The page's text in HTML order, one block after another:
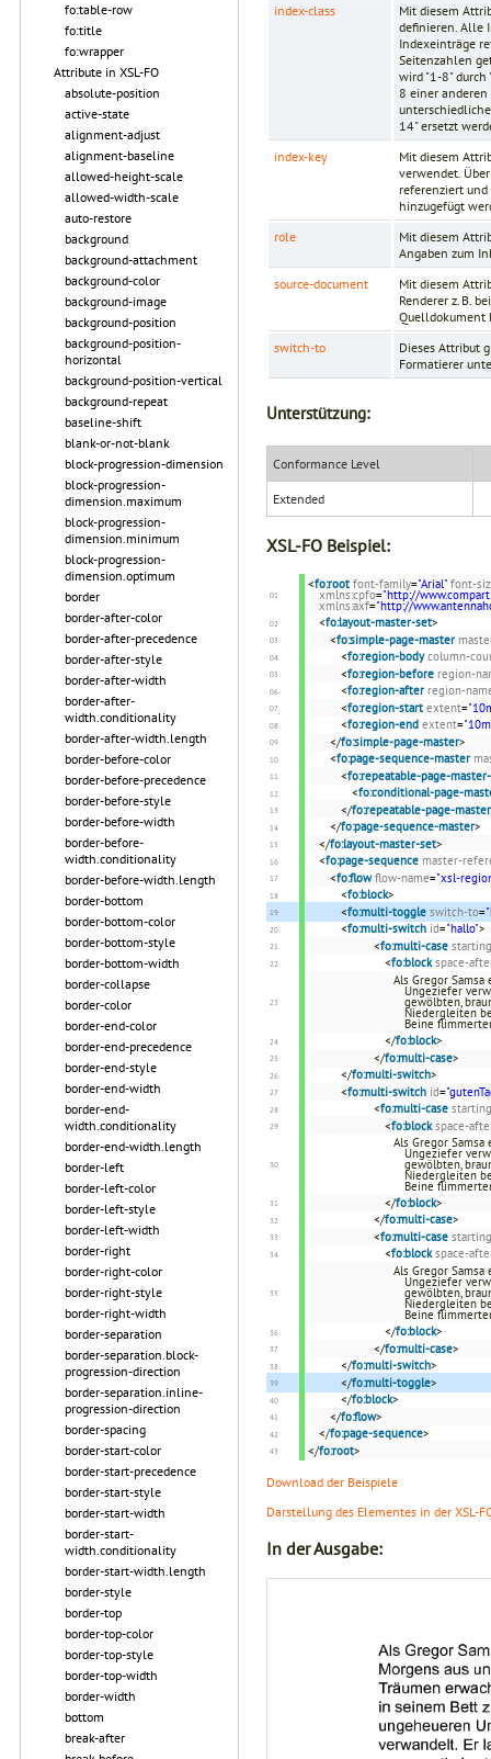
fo:table-row
fo:title
fo:wrapper
Attribute in XSL-FO
absolute-position
active-state
alignment-adjust
alignment-baseline
allowed-height-scale
allowed-width-scale
auto-restore
background
background-attachment
background-color
background-image
background-position
background-position-
horizontal
background-position-vertical
background-repeat
baseline-shift
blank-or-not-blank
block-progression-dimension
block-progression-
dimension.maximum
block-progression-
dimension.minimum
block-progression-
dimension.optimum
border
border-after-color
border-after-precedence
border-after-style
border-after-width
border-after-
width.conditionality
border-after-width.length
border-before-color
border-before-precedence
border-before-style
border-before-width
border-before-
width.conditionality
border-before-width.length
border-bottom
border-bottom-color
border-bottom-style
border-bottom-width
border-collapse
border-color
border-end-color
border-end-precedence
border-end-style
border-end-width
border-end-
width.conditionality
border-end-width.length
border-left
border-left-color
border-left-style
border-left-width
border-right
border-right-color
border-right-style
border-right-width
border-separation
border-separation.block-
progression-direction
border-separation.inline-
progression-direction
border-spacing
border-start-color
border-start-precedence
border-start-style
border-start-width
border-start-
width.conditionality
border-start-width.length
border-style
border-top
border-top-color
border-top-style
border-top-width
border-width
bottom
break-after
index-class
Mit diesem
definieren. Alle
Indexeinträge
Seitenzahlen
wird "1-8"
8 einer
14" ersetzt
index-key
Mit diesem
verwendet.
referenziert
hinzugefügt
role
Mit diesem
Angaben zum
source-document
Mit diesem
Renderer z. B.
Quelldokument
switch-to
Dieses Attribut
Formatierer
Unterstützung:
Conformance Level
Extended
XSL-FO Beispiel:
<fo:root font-family="Arial" font-
xmlns:cpfo="http://
xmlns:axf="http://
<fo:layout-master-set>
<fo:simple-page-master
<fo:region-body column-
<fo:region-before region-
<fo:region-after region-
<fo:region-start extent=
<fo:region-end extent=
</fo:simple-page-master>
<fo:page-sequence-master
<fo:repeatable-page-
<fo:conditional-page-
</fo:repeatable-page-
</fo:page-sequence-master>
</fo:layout-master-set>
<fo:page-sequence master-
<fo:flow flow-name="xsl-
<fo:block>
<fo:multi-toggle switch-to=
<fo:multi-switch id="hallo">
<fo:multi-case
<fo:block space-
Als Gregor
Ungeziefer
gewölbten,
Niedergleiten
Beine
</fo:block>
</fo:multi-case>
</fo:multi-switch>
<fo:multi-switch id=
<fo:multi-case
<fo:block space-
Als Gregor
Ungeziefer
gewölbten,
Niedergleiten
Beine
</fo:block>
</fo:multi-case>
<fo:multi-case
<fo:block space-
Als Gregor
Ungeziefer
gewölbten,
Niedergleiten
Beine
</fo:block>
</fo:multi-case>
</fo:multi-switch>
</fo:multi-toggle>
</fo:block>
</fo:flow>
</fo:page-sequence>
</fo:root>
Download der Beispiele
Darstellung des Elementes in der XSL-
In der Ausgabe: